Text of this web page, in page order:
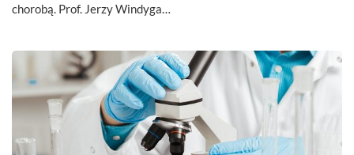
chorobą. Prof. Jerzy Windyga…